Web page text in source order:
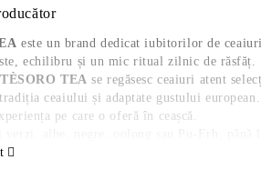
este un brand dedicat iubitorilor de
echilibru și un mic ritual zilnic de răsfăț.
TÈSORO TEA se regăsesc ceaiuri atent
ceaiului și adaptate gustului
pe care o oferă în ceașcă.
pe plăcerea autentică a ceaiului: